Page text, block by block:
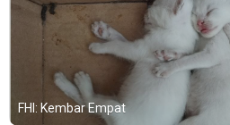
FHI: Kembar Empat